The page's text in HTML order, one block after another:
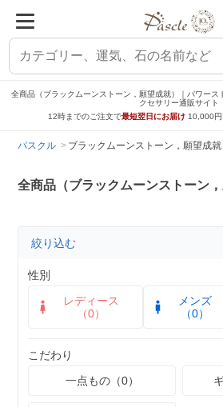
全商品（ブラックムーンストーン，願望成就）｜パワース
クセサリー通販サイト
12時までのご注文で最短翌日にお届け 10,000
パスクル ブラックムーンストーン，願望成就
全商品（ブラックムーンストーン，
絞り込む
性別
レディース
（0）
メンズ
（0）
こだわり
一点もの（0）